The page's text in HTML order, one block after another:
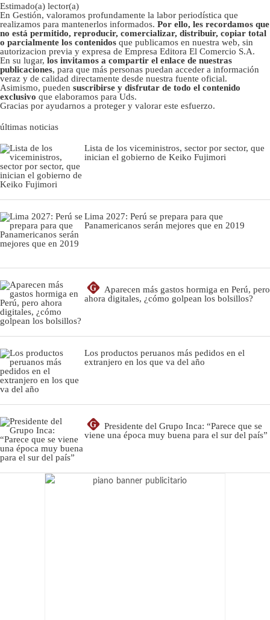
Estimado(a) lector(a)
En Gestión, valoramos profundamente la labor periodística que
realizamos para mantenerlos informados. Por ello, les recordamos que
no está permitido, reproducir, comercializar, distribuir, copiar total
o parcialmente los contenidos que publicamos en nuestra web, sin
autorizacion previa y expresa de Empresa Editora El Comercio S.A.
En su lugar, los invitamos a compartir el enlace de nuestras
publicaciones, para que más personas puedan acceder a información
veraz y de calidad directamente desde nuestra fuente oficial.
Asimismo, pueden suscribirse y disfrutar de todo el contenido
exclusivo que elaboramos para Uds.
Gracias por ayudarnos a proteger y valorar este esfuerzo.
últimas noticias
Lista de los viceministros, sector por sector, que
inician el gobierno de Keiko Fujimori
Lima 2027: Perú se prepara para que
Panamericanos serán mejores que en 2019
G
Aparecen más gastos hormiga en Perú, pero
ahora digitales, ¿cómo golpean los bolsillos?
Los productos peruanos más pedidos en el
extranjero en los que va del año
G
Presidente del Grupo Inca: “Parece que se
viene una época muy buena para el sur del país”